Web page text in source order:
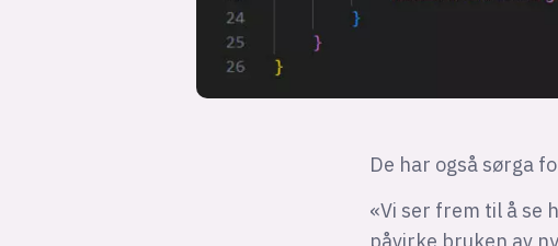
De har også sørga
«Vi ser frem til å se